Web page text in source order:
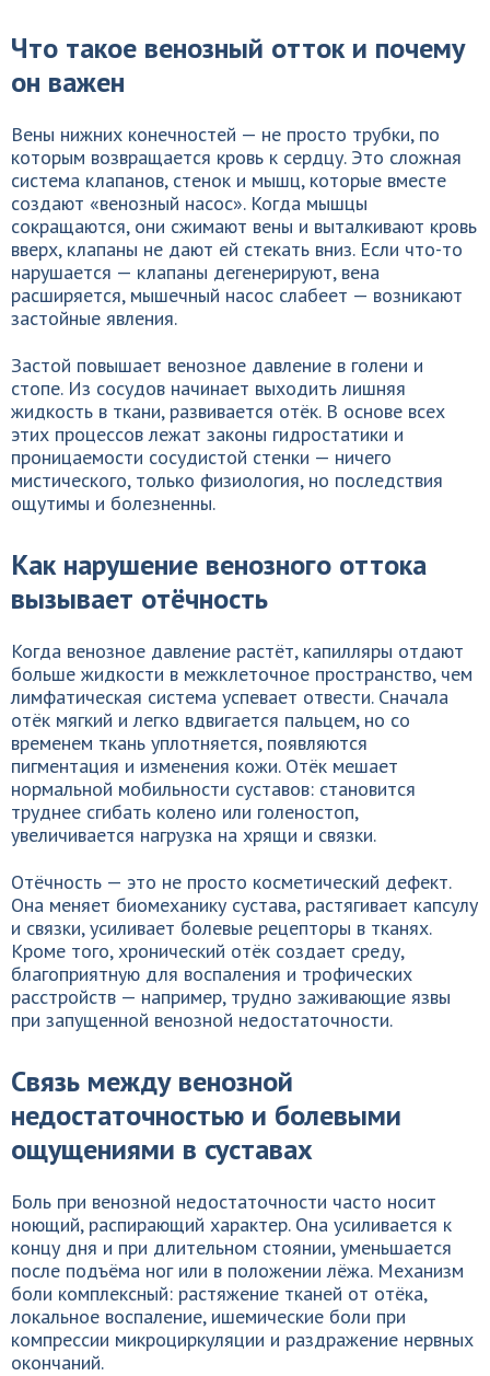
Что такое венозный отток и почему
он важен
Вены нижних конечностей — не просто трубки, по
которым возвращается кровь к сердцу. Это сложная
система клапанов, стенок и мышц, которые вместе
создают «венозный насос». Когда мышцы
сокращаются, они сжимают вены и выталкивают кровь
вверх, клапаны не дают ей стекать вниз. Если что-то
нарушается — клапаны дегенерируют, вена
расширяется, мышечный насос слабеет — возникают
застойные явления.
Застой повышает венозное давление в голени и
стопе. Из сосудов начинает выходить лишняя
жидкость в ткани, развивается отёк. В основе всех
этих процессов лежат законы гидростатики и
проницаемости сосудистой стенки — ничего
мистического, только физиология, но последствия
ощутимы и болезненны.
Как нарушение венозного оттока
вызывает отёчность
Когда венозное давление растёт, капилляры отдают
больше жидкости в межклеточное пространство, чем
лимфатическая система успевает отвести. Сначала
отёк мягкий и легко вдвигается пальцем, но со
временем ткань уплотняется, появляются
пигментация и изменения кожи. Отёк мешает
нормальной мобильности суставов: становится
труднее сгибать колено или голеностоп,
увеличивается нагрузка на хрящи и связки.
Отёчность — это не просто косметический дефект.
Она меняет биомеханику сустава, растягивает капсулу
и связки, усиливает болевые рецепторы в тканях.
Кроме того, хронический отёк создает среду,
благоприятную для воспаления и трофических
расстройств — например, трудно заживающие язвы
при запущенной венозной недостаточности.
Связь между венозной
недостаточностью и болевыми
ощущениями в суставах
Боль при венозной недостаточности часто носит
ноющий, распирающий характер. Она усиливается к
концу дня и при длительном стоянии, уменьшается
после подъёма ног или в положении лёжа. Механизм
боли комплексный: растяжение тканей от отёка,
локальное воспаление, ишемические боли при
компрессии микроциркуляции и раздражение нервных
окончаний.